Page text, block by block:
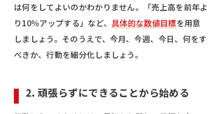
は何をしてよいのかわかりません。「売上高を前年よ
り10％アップする」など、具体的な数値目標を用意
しましょう。そのうえで、今月、今週、今日、何をす
べきか、行動を細分化しましょう。
2. 頑張らずにできることから始める